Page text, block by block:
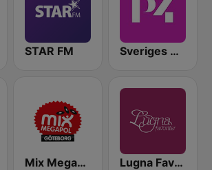
STAR FM Sveriges Radio P4 Stockholm
Mix Megapol Göteborg Lugna Favoriter